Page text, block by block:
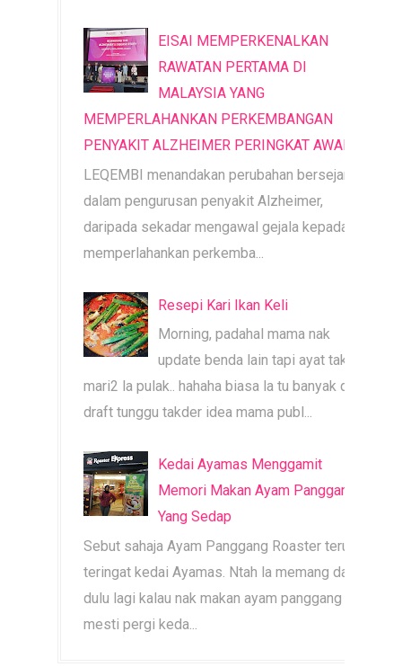
EISAI MEMPERKENALKAN
RAWATAN PERTAMA DI
MALAYSIA YANG
MEMPERLAHANKAN PERKEMBANGAN
PENYAKIT ALZHEIMER PERINGKAT AWAL
LEQEMBI menandakan perubahan bersejarah
dalam pengurusan penyakit Alzheimer,
daripada sekadar mengawal gejala kepada
memperlahankan perkemba...
Resepi Kari Ikan Keli
Morning, padahal mama nak
update benda lain tapi ayat tak
mari2 la pulak.. hahaha biasa la tu banyak dah
draft tunggu takder idea mama publ...
Kedai Ayamas Menggamit
Memori Makan Ayam Panggang
Yang Sedap
Sebut sahaja Ayam Panggang Roaster terus
teringat kedai Ayamas. Ntah la memang dari
dulu lagi kalau nak makan ayam panggang
mesti pergi keda...